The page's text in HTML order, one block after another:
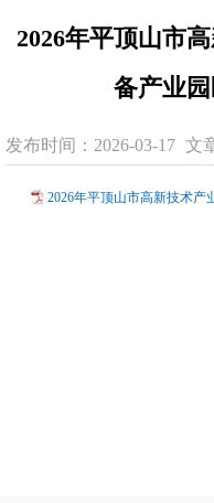
2026年平顶山市
备产业
发布时间：2026-03-17 文
2026年平顶山市高新技术产